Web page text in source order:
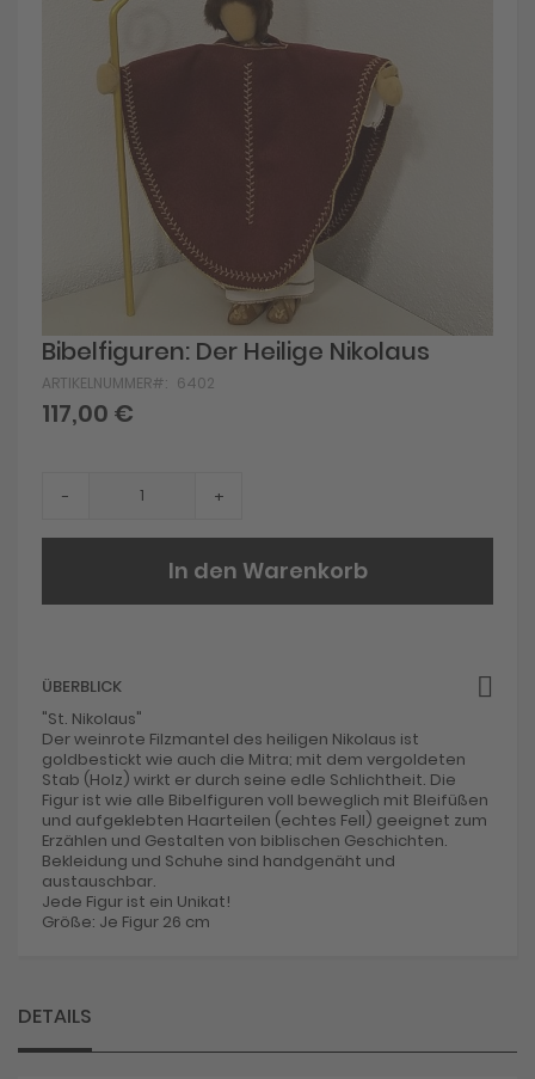
Skip
to
the
beginning
of
Bibelfiguren: Der Heilige Nikolaus
ARTIKELNUMMER 6402
117,00 €
- +
In den Warenkorb
ÜBERBLICK
"St. Nikolaus"
Der weinrote Filzmantel des heiligen Nikolaus ist
goldbestickt wie auch die Mitra; mit dem vergoldeten
Stab (Holz) wirkt er durch seine edle Schlichtheit. Die
Figur ist wie alle Bibelfiguren voll beweglich mit Bleifüßen
und aufgeklebten Haarteilen (echtes Fell) geeignet zum
Erzählen und Gestalten von biblischen Geschichten.
Bekleidung und Schuhe sind handgenäht und
austauschbar.
Jede Figur ist ein Unikat!
Größe: Je Figur 26 cm
DETAILS